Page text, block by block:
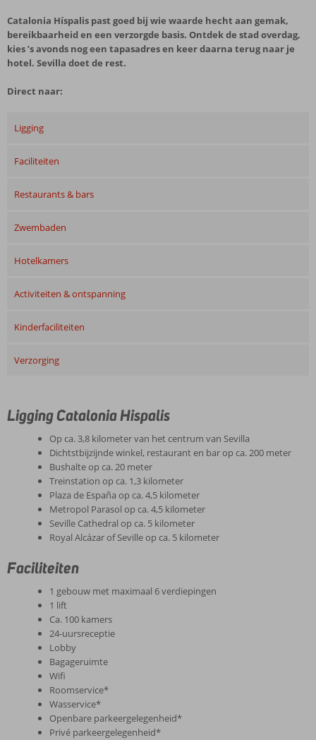
Catalonia Híspalis past goed bij wie waarde hecht aan gemak,
bereikbaarheid en een verzorgde basis. Ontdek de stad overdag,
kies ’s avonds nog een tapasadres en keer daarna terug naar je
hotel. Sevilla doet de rest.
Direct naar:
Ligging
Faciliteiten
Restaurants & bars
Zwembaden
Hotelkamers
Activiteiten & ontspanning
Kinderfaciliteiten
Verzorging
Ligging Catalonia Hispalis
Op ca. 3,8 kilometer van het centrum van Sevilla
Dichtstbijzijnde winkel, restaurant en bar op ca. 200 meter
Bushalte op ca. 20 meter
Treinstation op ca. 1,3 kilometer
Plaza de España op ca. 4,5 kilometer
Metropol Parasol op ca. 4,5 kilometer
Seville Cathedral op ca. 5 kilometer
Royal Alcázar of Seville op ca. 5 kilometer
Faciliteiten
1 gebouw met maximaal 6 verdiepingen
1 lift
Ca. 100 kamers
24-uursreceptie
Lobby
Bagageruimte
Wifi
Roomservice*
Wasservice*
Openbare parkeergelegenheid*
Privé parkeergelegenheid*